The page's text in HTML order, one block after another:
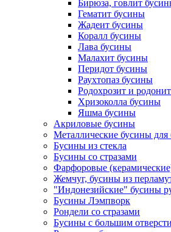
Бирюза, говлит
Гематит бусины
Жадеит бусины
Коралл бусины
Лава бусины
Малахит бусины
Перидот бусины
Раухтопаз бусины
Родохрозит и
Хризоколла бусины
Яшма бусины
Акриловые бусины
Металлические бусины
Бусины из стекла
Бусины со стразами
Фарфоровые
Жемчуг, бусины из
"Индонезийские" бусины
Бусины Лэмпворк
Рондели со стразами
Бусины с большим